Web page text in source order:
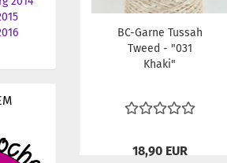
BC-Garne Tussah
Tweed - "031
Khaki"
18,90 EUR